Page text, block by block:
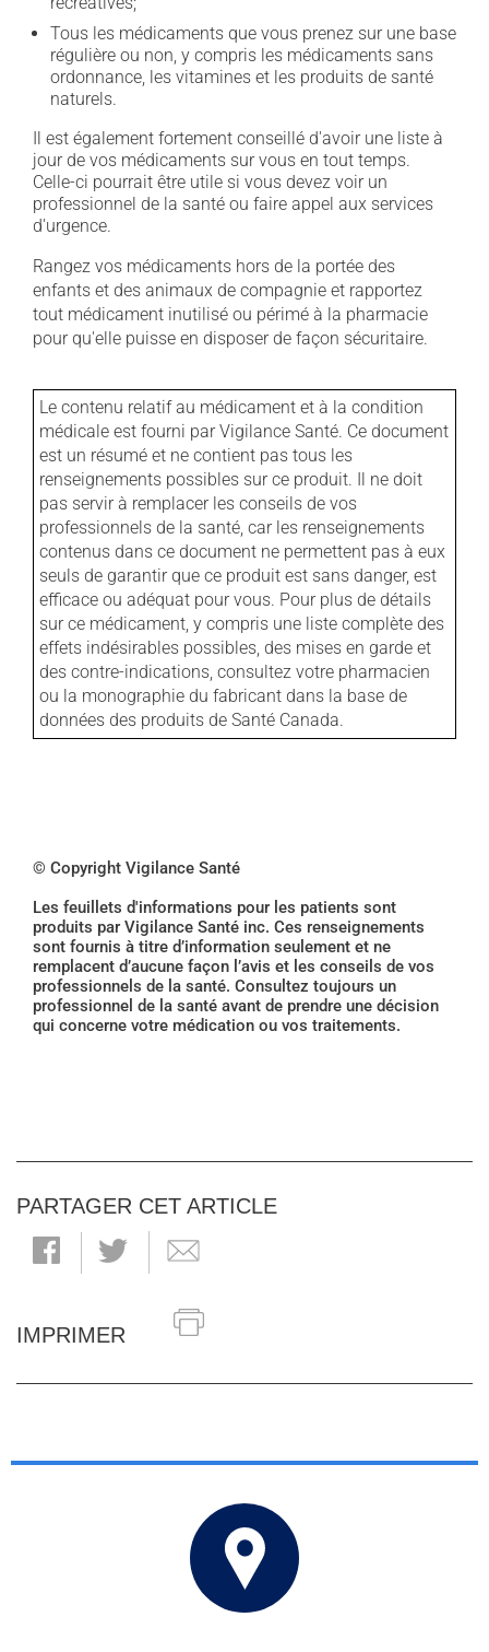
Tous les médicaments que vous prenez sur une base
régulière ou non, y compris les médicaments sans
ordonnance, les vitamines et les produits de santé
naturels.
Il est également fortement conseillé d'avoir une liste à
jour de vos médicaments sur vous en tout temps.
Celle-ci pourrait être utile si vous devez voir un
professionnel de la santé ou faire appel aux services
d'urgence.
Rangez vos médicaments hors de la portée des
enfants et des animaux de compagnie et rapportez
tout médicament inutilisé ou périmé à la pharmacie
pour qu'elle puisse en disposer de façon sécuritaire.
Le contenu relatif au médicament et à la condition
médicale est fourni par Vigilance Santé. Ce document
est un résumé et ne contient pas tous les
renseignements possibles sur ce produit. Il ne doit
pas servir à remplacer les conseils de vos
professionnels de la santé, car les renseignements
contenus dans ce document ne permettent pas à eux
seuls de garantir que ce produit est sans danger, est
efficace ou adéquat pour vous. Pour plus de détails
sur ce médicament, y compris une liste complète des
effets indésirables possibles, des mises en garde et
des contre-indications, consultez votre pharmacien
ou la monographie du fabricant dans la base de
données des produits de Santé Canada.
© Copyright Vigilance Santé
Les feuillets d'informations pour les patients sont
produits par Vigilance Santé inc. Ces renseignements
sont fournis à titre d’information seulement et ne
remplacent d’aucune façon l’avis et les conseils de vos
professionnels de la santé. Consultez toujours un
professionnel de la santé avant de prendre une décision
qui concerne votre médication ou vos traitements.
PARTAGER CET ARTICLE
IMPRIMER